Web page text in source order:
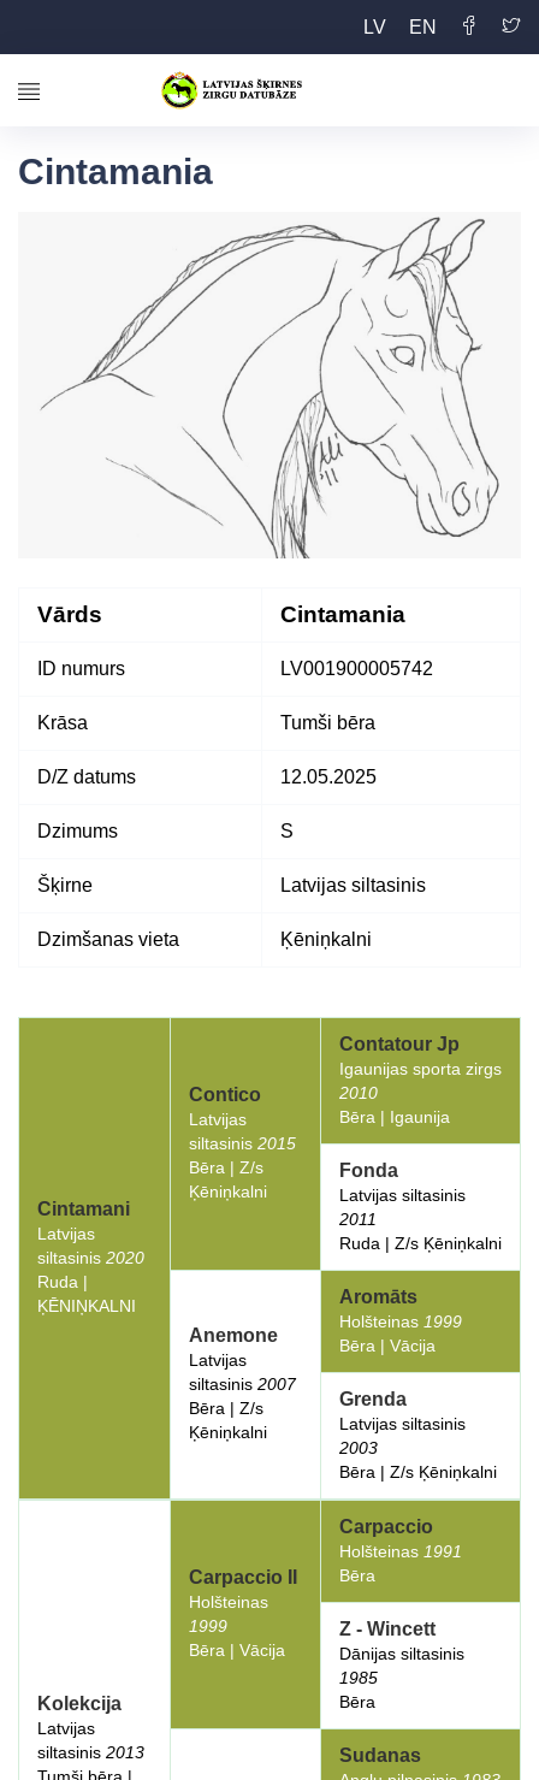
LV EN
Cintamania
Vārds Cintamania
ID numurs LV001900005742
Krāsa Tumši bēra
D/Z datums 12.05.2025
Dzimums S
Šķirne Latvijas siltasinis
Dzimšanas vieta Ķēniņkalni
Cintamani
Latvijas
siltasinis 2020
Ruda |
ĶĒNIŅKALNI
Contico
Latvijas
siltasinis 2015
Bēra | Z/s
Ķēniņkalni
Contatour Jp
Igaunijas sporta zirgs
2010
Bēra | Igaunija
Fonda
Latvijas siltasinis
2011
Ruda | Z/s Ķēniņkalni
Anemone
Latvijas
siltasinis 2007
Bēra | Z/s
Ķēniņkalni
Aromāts
Holšteinas 1999
Bēra | Vācija
Grenda
Latvijas siltasinis
2003
Bēra | Z/s Ķēniņkalni
Kolekcija
Latvijas
siltasinis 2013
Carpaccio II
Holšteinas
1999
Bēra | Vācija
Carpaccio
Holšteinas 1991
Bēra
Z - Wincett
Dānijas siltasinis
1985
Bēra
Sudanas